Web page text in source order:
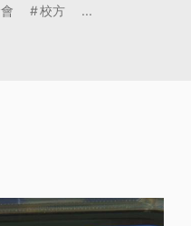
校方 ...